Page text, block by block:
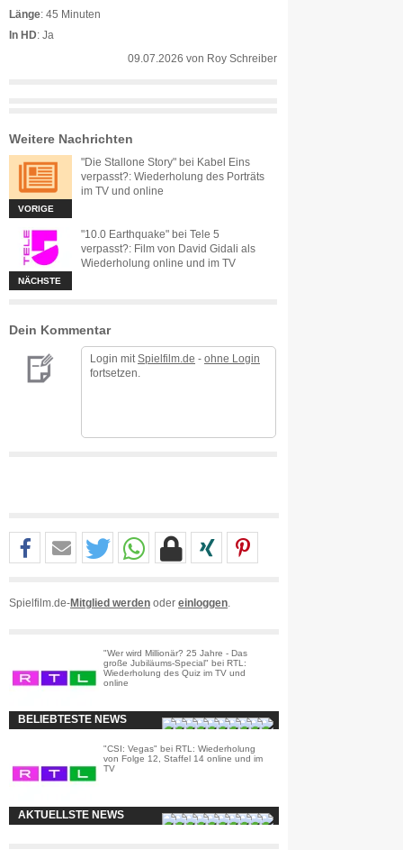
Länge: 45 Minuten
In HD: Ja
09.07.2026 von Roy Schreiber
Weitere Nachrichten
VORIGE
"Die Stallone Story" bei Kabel Eins
verpasst?: Wiederholung des Porträts
im TV und online
NÄCHSTE
"10.0 Earthquake" bei Tele 5
verpasst?: Film von David Gidali als
Wiederholung online und im TV
Dein Kommentar
Login mit Spielfilm.de - ohne Login
fortsetzen.
Spielfilm.de-Mitglied werden oder einloggen
"Wer wird Millionär? 25 Jahre - Das
große Jubiläums-Special" bei RTL:
Wiederholung des Quiz im TV und
online
BELIEBTESTE NEWS
"CSI: Vegas" bei RTL: Wiederholung
von Folge 12, Staffel 14 online und im
TV
AKTUELLSTE NEWS